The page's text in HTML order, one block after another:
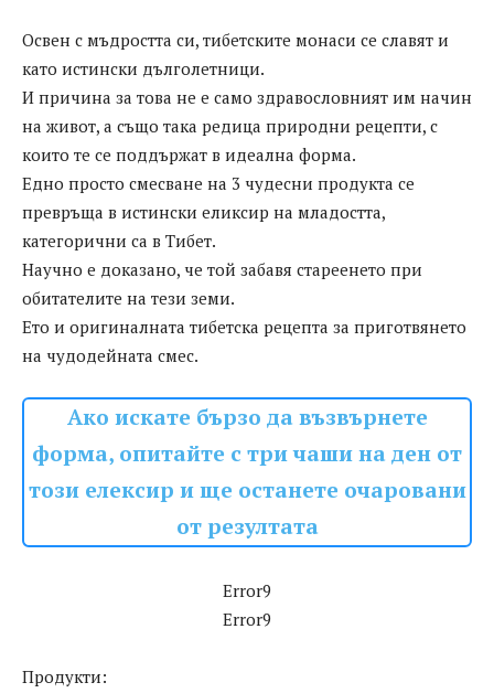
Освен с мъдростта си, тибетските монаси се славят и
като истински дълголетници.
И причина за това не е само здравословният им начин
на живот, а също така редица природни рецепти, с
които те се поддържат в идеална форма.
Едно просто смесване на 3 чудесни продукта се
превръща в истински еликсир на младостта,
категорични са в Тибет.
Научно е доказано, че той забавя стареенето при
обитателите на тези земи.
Ето и оригиналната тибетска рецепта за приготвянето
на чудодейната смес.
Ако искате бързо да възвърнете
форма, опитайте с три чаши на ден от
този елексир и ще останете очаровани
от резултата
Error9
Error9
Продукти: